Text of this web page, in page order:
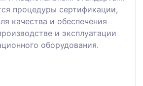
процедуры сертификации,
качества и обеспечения
и эксплуатации
оборудования.